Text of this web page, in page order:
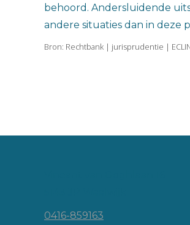
behoord. Andersluidende
andere situaties dan in deze
Bron: Rechtbank | jurisprudentie |
0416-859163